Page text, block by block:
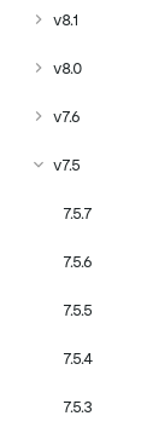
v8.1
v8.0
v7.6
v7.5
7.5.7
7.5.6
7.5.5
7.5.4
7.5.3